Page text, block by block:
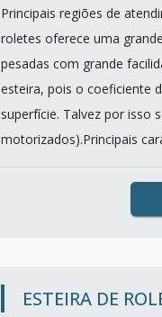
Principais regiões de
roletes oferece uma
pesadas com grande
esteira, pois o coeficiente
superfície. Talvez por isso
motorizados).Principais
ESTEIRA DE